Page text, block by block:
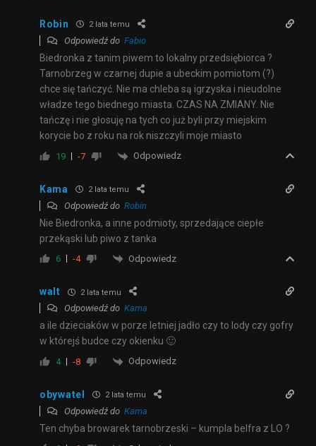
Robin 2 lata temu
Odpowiedź do Fabio
Biedronka z tanim piwem to lokalny przedsiębiorca ?
Tarnobrzeg w czarnej dupie a ubeckim pomiotom (?)
chce się tańczyć. Nie ma chleba są igrzyska i nieudolne
władze tego biednego miasta. CZAS NA ZMIANY. Nie
tańczę i nie głosuję na tych co już byli przy miejskim
korycie bo z roku na rok niszczyli moje miasto
19 -7 Odpowiedz
Kama 2 lata temu
Odpowiedź do Robin
Nie Biedronka, a inne podmioty, sprzedające ciepłe
przekąski lub piwo z tanka
6 -4 Odpowiedz
walt 2 lata temu
Odpowiedź do Kama
a ile dzieciaków w porze letniej jadło czy to lody czy gofry
w którejś budce czy okienku 🙂
4 -8 Odpowiedz
obywatel 2 lata temu
Odpowiedź do Kama
Ten chyba browarek tarnobrzeski – kumpla belfra z LO ?